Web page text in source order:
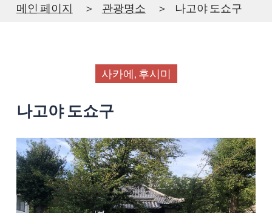
메인 페이지 관광명소 나고야 도쇼구
사카에, 후시미
나고야 도쇼구